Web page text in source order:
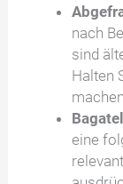
nach
sind
Halten
eine